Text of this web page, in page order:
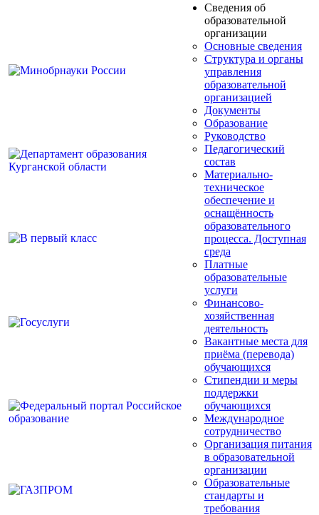
Сведения об
образовательной
организации
Основные сведения
Структура и органы
управления
образовательной
организацией
Документы
Образование
Руководство
Педагогический
состав
Материально-
техническое
обеспечение и
оснащённость
образовательного
процесса. Доступная
среда
Платные
образовательные
услуги
Финансово-
хозяйственная
деятельность
Вакантные места для
приёма (перевода)
обучающихся
Стипендии и меры
поддержки
обучающихся
Международное
сотрудничество
Организация питания
в образовательной
организации
Образовательные
стандарты и
требования